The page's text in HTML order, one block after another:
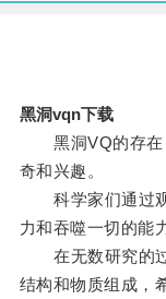
黑洞vqn下载
黑洞VQ的存在
奇和兴趣。
科学家们通过观
力和吞噬一切的能
在无数研究的过
结构和物质组成，